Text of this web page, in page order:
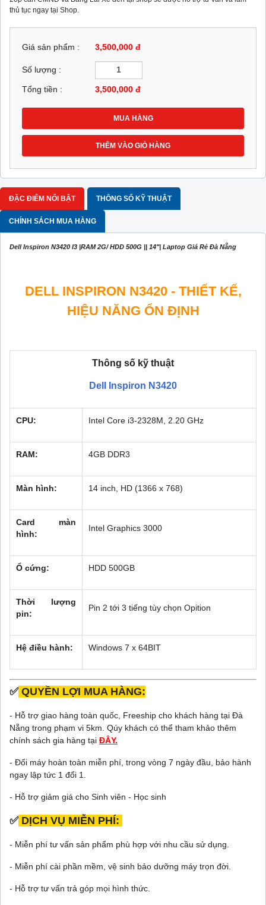
thủ tục ngay tại Shop.
Giá sản phẩm : 3,500,000 đ
Số lượng :
Tổng tiền : 3,500,000 đ
MUA HÀNG
THÊM VÀO GIỎ HÀNG
ĐẶC ĐIỂM NỔI BẬT THÔNG SỐ KỸ THUẬT
CHÍNH SÁCH MUA HÀNG
Dell Inspiron N3420 I3 |RAM 2G/ HDD 500G || 14"| Laptop Giá Rẻ Đà Nẵng
DELL INSPIRON N3420 - THIẾT KẾ,
HIỆU NĂNG ỔN ĐỊNH
Thông số kỹ thuật
Dell Inspiron N3420
CPU: Intel Core i3-2328M, 2.20 GHz
RAM: 4GB DDR3
Màn hình: 14 inch, HD (1366 x 768)
Card màn
hình:
Intel Graphics 3000
Ổ cứng: HDD 500GB
Thời lượng
pin:
Pin 2 tới 3 tiếng tùy chọn Opition
Hệ điều hành: Windows 7 x 64BIT
✅ QUYỀN LỢI MUA HÀNG:
- Hỗ trợ giao hàng toàn quốc, Freeship cho khách hàng tại Đà
Nẵng trong phạm vi 5km. Qúy khách có thể tham khảo thêm
chính sách gia hàng tại ĐÂY.
- Đổi máy hoàn toàn miễn phí, trong vòng 7 ngày đầu, bảo hành
ngay lập tức 1 đổi 1.
- Hỗ trợ giảm giá cho Sinh viên - Học sinh
✅ DỊCH VỤ MIỄN PHÍ:
- Miễn phí tư vấn sản phẩm phù hợp với nhu cầu sử dụng.
- Miễn phí cài phần mềm, vệ sinh bảo dưỡng máy trọn đời.
- Hỗ trợ tư vấn trả góp mọi hình thức.